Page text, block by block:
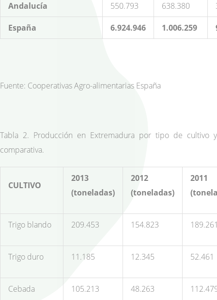
Andalucía 550.793 638.380
España 6.924.946 1.006.259
Fuente: Cooperativas Agro-alimentarias España
Tabla 2. Producción en Extremadura por tipo de cultivo y
comparativa.
CULTIVO
2013
(toneladas)
2012
(toneladas)
2011
Trigo blando 209.453 154.823
Trigo duro 11.185 12.345 52.461
Cebada 105.213 48.263